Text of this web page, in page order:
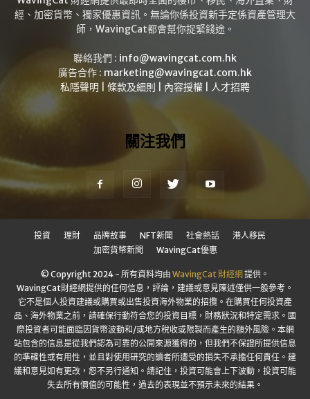
經、加密貨幣、獨家優惠資訊。無論你係投資新手定係資產管理大
師，WavingCat都會幫你捉緊錢途。
聯絡我們 : info@wavingcat.com.hk
廣告合作 : marketing@wavingcat.com.hk
私隱聲明
條款及細則 內容授權 人才招聘
關注我們
投資 理財 品牌故事 NFT新聞 社會熱話
港人移民
加密貨幣新聞
WavingCat優惠
© Copyright 2024 - 所有資料均由 WavingCat 財經網提供。
WavingCat財經網提供的任何信息，評論，建議或意見陳述僅供一般參考。
它不是個人投資建議或購買或出售投資海外物業的招攬。在購買任何投資產
品、海外物業之前，請確保行動符合您的投資目標，財務狀況和特定需求。國
際投資者可能面臨因貨幣波動和/或地方稅收或限製而產生的額外風險。本網
站包含的信息是從我們認為可靠的公開來源獲得的，但我們不保證所提供信息
的準確性或有用性，並且對使用研究的讀者所遭受的損失不承擔任何責任。建
議和意見如有更改，恕不另行通知。請記住，投資可能會上下波動，投資可能
失去所有價值的可能性，過去的表現並不預示未來的結果。